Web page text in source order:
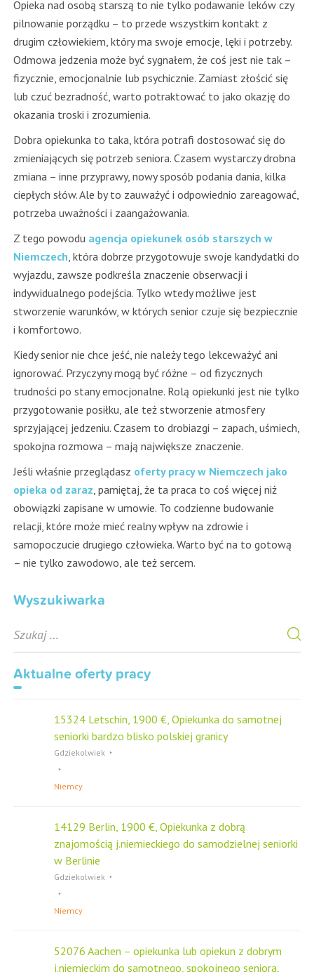
Opieka nad osobą starszą to nie tylko podawanie leków czy
pilnowanie porządku – to przede wszystkim kontakt z
drugim człowiekiem, który ma swoje emocje, lęki i potrzeby.
Odmowa jedzenia może być sygnałem, że coś jest nie tak –
fizycznie, emocjonalnie lub psychicznie. Zamiast złościć się
lub czuć bezradność, warto potraktować to jako okazję do
okazania troski i zrozumienia.
Dobra opiekunka to taka, która potrafi dostosować się do
zmieniających się potrzeb seniora. Czasem wystarczy drobna
zmiana – inne przyprawy, nowy sposób podania dania, kilka
ciepłych słów. Ale by to zauważyć i odpowiednio zareagować,
potrzeba uważności i zaangażowania.
Z tego powodu agencja opiekunek osób starszych w
Niemczech , która dobrze przygotowuje swoje kandydatki do
wyjazdu, zawsze podkreśla znaczenie obserwacji i
indywidualnego podejścia. Tylko wtedy możliwe jest
stworzenie warunków, w których senior czuje się bezpiecznie
i komfortowo.
Kiedy senior nie chce jeść, nie należy tego lekceważyć ani
ignorować. Przyczyny mogą być różne – od fizycznych
trudności po stany emocjonalne. Rolą opiekunki jest nie tylko
przygotowanie posiłku, ale też stworzenie atmosfery
sprzyjającej jedzeniu. Czasem to drobiazgi – zapach, uśmiech,
spokojna rozmowa – mają największe znaczenie.
Jeśli właśnie przeglądasz oferty pracy w Niemczech jako
opieka od zaraz , pamiętaj, że ta praca to coś więcej niż
obowiązki zapisane w umowie. To codzienne budowanie
relacji, które może mieć realny wpływ na zdrowie i
samopoczucie drugiego człowieka. Warto być na to gotową
– nie tylko zawodowo, ale też sercem.
Wyszukiwarka
e
a
r
c
Aktualne oferty pracy
15324 Letschin, 1900 €, Opiekunka do samotnej
seniorki bardzo blisko polskiej granicy
Gdziekolwiek
Niemcy
14129 Berlin, 1900 €, Opiekunka z dobrą
znajomością j.niemieckiego do samodzielnej seniorki
w Berlinie
Gdziekolwiek
Niemcy
52076 Aachen – opiekunka lub opiekun z dobrym
j.niemieckim do samotnego, spokojnego seniora,